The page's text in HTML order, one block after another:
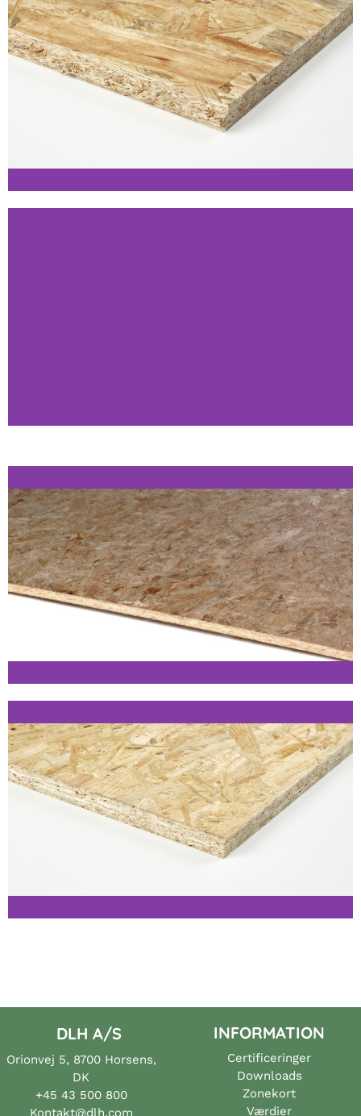
TG2
Klik her
TG2
Klik her
Skarpkantet
Klik her
Klik her
DLH A/S
Orionvej 5, 8700 Horsens,
DK
+45 43 500 800
Kontakt@dlh.com
INFORMATION
Certificeringer
Downloads
Zonekort
Værdier